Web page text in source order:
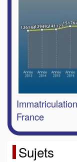
France
Sujets